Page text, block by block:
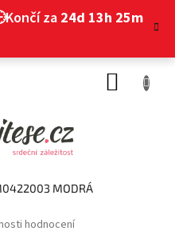
za24d 13h 25m
MODRÁ
hodnocení